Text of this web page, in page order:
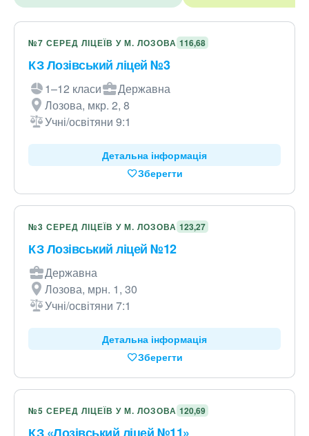
№7 СЕРЕД ЛІЦЕЇВ У М. ЛОЗОВА 116,68
КЗ Лозівський ліцей №3
1–12 класи
Державна
Лозова, мкр. 2, 8
Учні/освітяни 9:1
Детальна інформація
Зберегти
№3 СЕРЕД ЛІЦЕЇВ У М. ЛОЗОВА 123,27
КЗ Лозівський ліцей №12
Державна
Лозова, мрн. 1, 30
Учні/освітяни 7:1
Детальна інформація
Зберегти
№5 СЕРЕД ЛІЦЕЇВ У М. ЛОЗОВА 120,69